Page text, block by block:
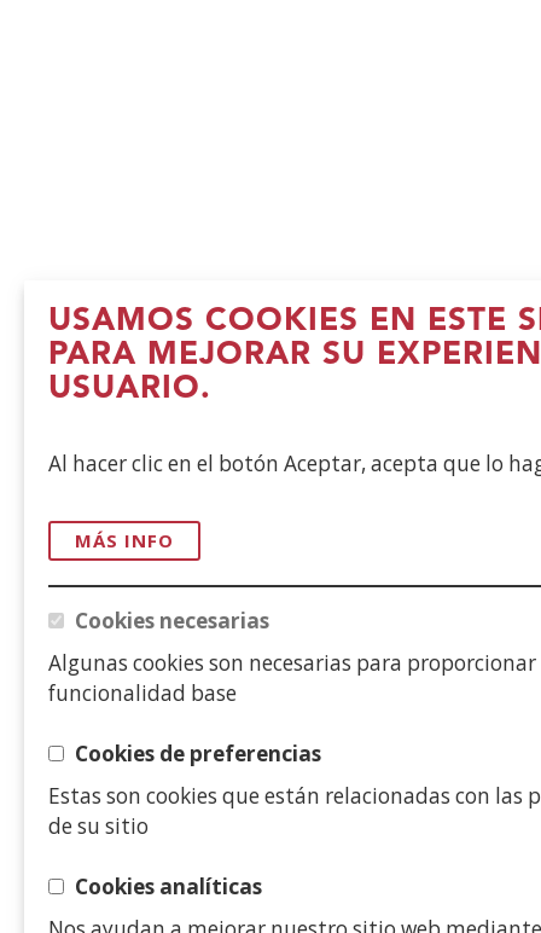
USAMOS COOKIES EN ESTE
PARA MEJORAR SU
USUARIO.
Al hacer clic en el botón Aceptar, acepta que lo
MÁS INFO
Cookies necesarias
Algunas cookies son necesarias para
funcionalidad base
Cookies de preferencias
Estas son cookies que están relacionadas con las
de su sitio
Cookies analíticas